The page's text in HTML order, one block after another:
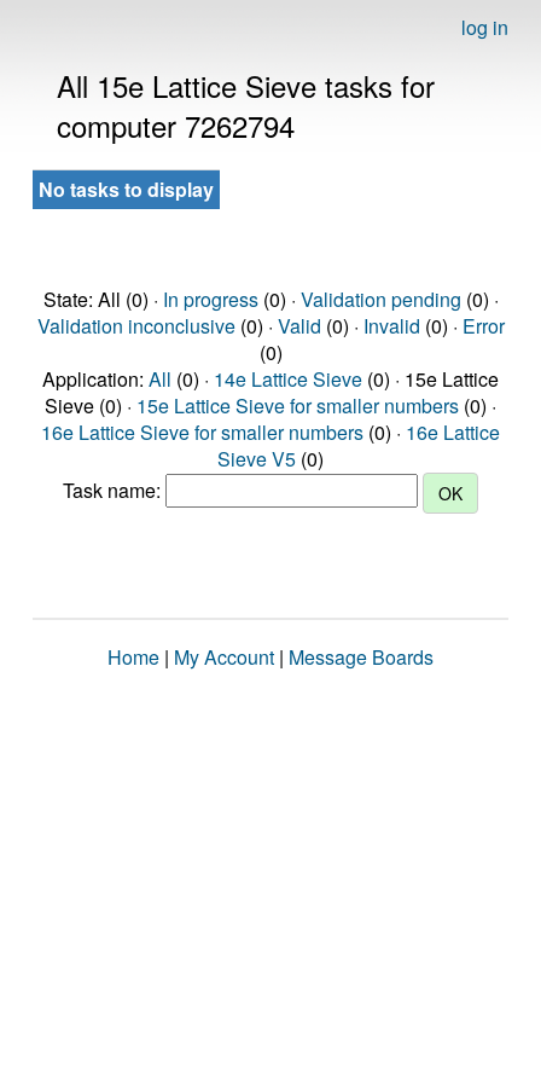
log in
All 15e Lattice Sieve tasks for
computer 7262794
No tasks to display
State: All (0) · In progress(0) · Validation pending (0) ·
Validation inconclusive(0) · Valid (0) · Invalid (0) · Error
(0)
Application: All (0) · 14e Lattice Sieve (0) · 15e Lattice
Sieve (0) · 15e Lattice Sieve for smaller numbers (0) ·
16e Lattice Sieve for smaller numbers (0) · 16e Lattice
Sieve V5 (0)
Task name:
Home | My Account | Message Boards